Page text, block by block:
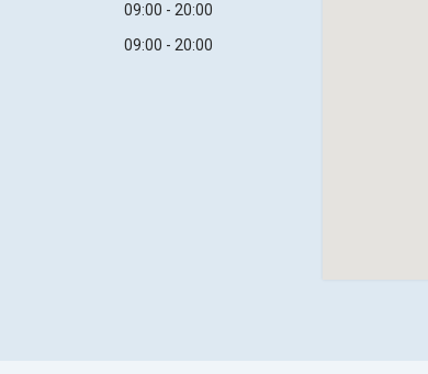
09:00
20:00
09:00 20:00